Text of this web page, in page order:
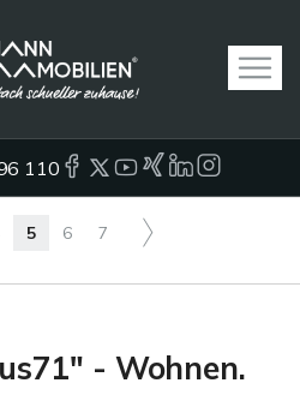
110
5 6 7
- Wohnen.